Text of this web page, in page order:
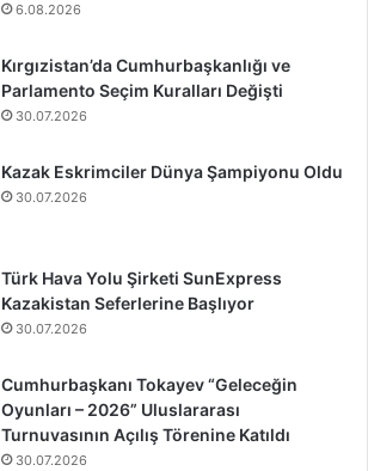
6.08.2026
Kırgızistan’da Cumhurbaşkanlığı ve
Parlamento Seçim Kuralları Değişti
30.07.2026
Kazak Eskrimciler Dünya Şampiyonu Oldu
30.07.2026
Türk Hava Yolu Şirketi SunExpress
Kazakistan Seferlerine Başlıyor
30.07.2026
Cumhurbaşkanı Tokayev “Geleceğin
Oyunları – 2026” Uluslararası
Turnuvasının Açılış Törenine Katıldı
30.07.2026